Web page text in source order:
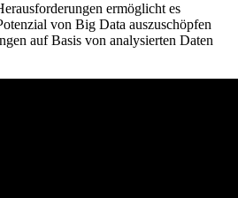
ermöglicht es
von Big Data auszuschöpfen
auf Basis von analysierten Daten